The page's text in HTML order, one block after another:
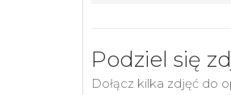
Podziel się
Dołącz kilka zdjęć do